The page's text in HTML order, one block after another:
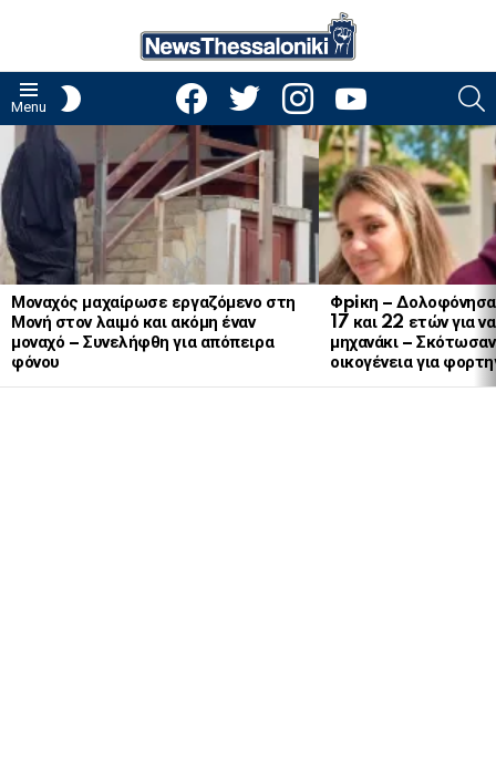
Menu
facebooktwitter instagramyoutube
LATEST
STORIES
Μοναχός μαχαίρωσε εργαζόμενο στη
Μονή στον λαιμό και ακόμη έναν
μοναχό – Συνελήφθη για απόπειρα
φόνου
Φpiκη –
17 και 22 ετών για
μηχανάκι – Σκότωσαν
οικογένεια για